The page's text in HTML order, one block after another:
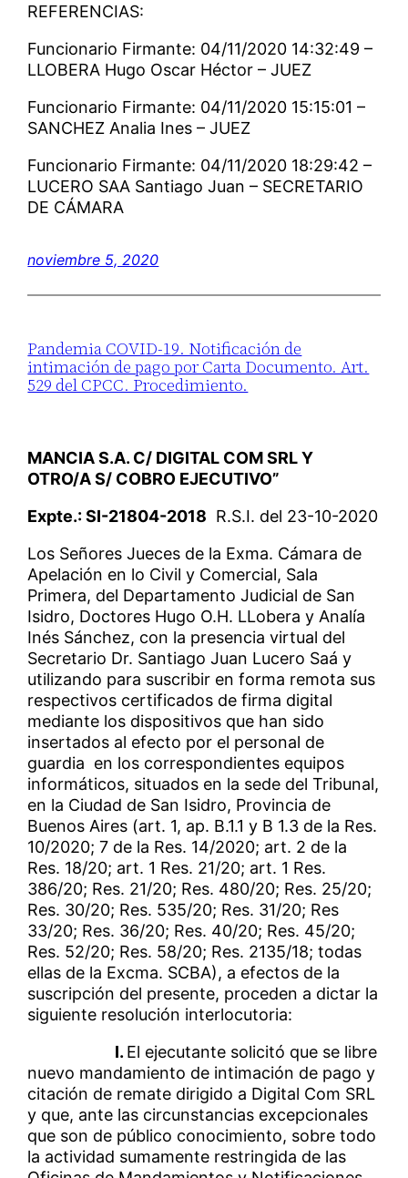
REFERENCIAS:
Funcionario Firmante: 04/11/2020 14:32:49 –
LLOBERA Hugo Oscar Héctor – JUEZ
Funcionario Firmante: 04/11/2020 15:15:01 –
SANCHEZ Analia Ines – JUEZ
Funcionario Firmante: 04/11/2020 18:29:42 –
LUCERO SAA Santiago Juan – SECRETARIO
DE CÁMARA
noviembre 5, 2020
Pandemia COVID-19. Notificación de
intimación de pago por Carta Documento. Art.
529 del CPCC. Procedimiento.
MANCIA S.A. C/ DIGITAL COM SRL Y
OTRO/A S/ COBRO EJECUTIVO”
Expte.: SI-21804-2018 R.S.I. del 23-10-2020
Los Señores Jueces de la Exma. Cámara de
Apelación en lo Civil y Comercial, Sala
Primera, del Departamento Judicial de San
Isidro, Doctores Hugo O.H. LLobera y Analía
Inés Sánchez, con la presencia virtual del
Secretario Dr. Santiago Juan Lucero Saá y
utilizando para suscribir en forma remota sus
respectivos certificados de firma digital
mediante los dispositivos que han sido
insertados al efecto por el personal de
guardia en los correspondientes equipos
informáticos, situados en la sede del Tribunal,
en la Ciudad de San Isidro, Provincia de
Buenos Aires (art. 1, ap. B.1.1 y B 1.3 de la Res.
10/2020; 7 de la Res. 14/2020; art. 2 de la
Res. 18/20; art. 1 Res. 21/20; art. 1 Res.
386/20; Res. 21/20; Res. 480/20; Res. 25/20;
Res. 30/20; Res. 535/20; Res. 31/20; Res
33/20; Res. 36/20; Res. 40/20; Res. 45/20;
Res. 52/20; Res. 58/20; Res. 2135/18; todas
ellas de la Excma. SCBA), a efectos de la
suscripción del presente, proceden a dictar la
siguiente resolución interlocutoria:
I. El ejecutante solicitó que se libre
nuevo mandamiento de intimación de pago y
citación de remate dirigido a Digital Com SRL
y que, ante las circunstancias excepcionales
que son de público conocimiento, sobre todo
la actividad sumamente restringida de las